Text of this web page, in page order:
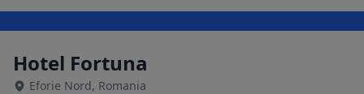
Hotel Fortuna
Eforie Nord, Romania